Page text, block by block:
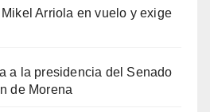
Arriola en vuelo y exige
a la presidencia del Senado
de Morena